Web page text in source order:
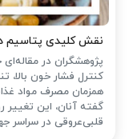
نقش کلیدی پتاسیم
پژوهشگران در مقاله‌ای
کنترل فشار خون
همزمان مصرف مواد
گفته آنان، این
قلبی‌عروقی در سراسر